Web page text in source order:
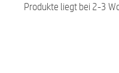
Produkte liegt bei 2-3